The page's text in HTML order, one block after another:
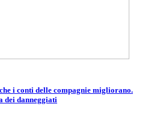
i conti delle compagnie migliorano.
dei danneggiati